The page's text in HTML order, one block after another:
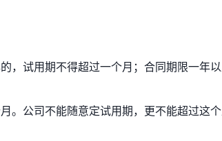
试用期不得超过一个月；合同期限一年
公司不能随意定试用期，更不能超过这个